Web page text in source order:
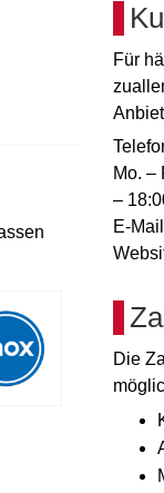
Für
Mo. –
–
E-
Die